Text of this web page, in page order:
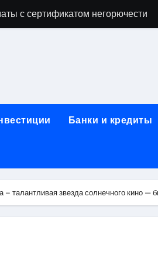
с сертификатом негорючести
и направляющих для
лотков для хранения
этапы строительства, проверка
информация о
Банки и кредиты
– талантливая звезда солнечного кино —